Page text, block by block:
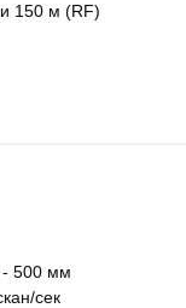
150 м (RF)
- 500 мм
сек